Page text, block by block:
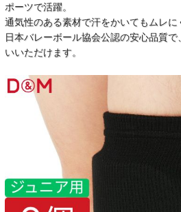
ポーツで活躍。
通気性のある素材で汗をかいてもムレに
日本バレーボール協会公認の安心品質
いいただけます。